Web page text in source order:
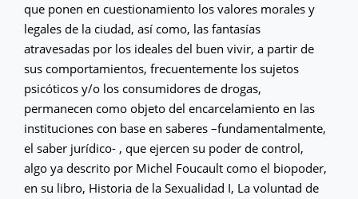
que ponen en cuestionamiento los valores morales y
legales de la ciudad, así como, las fantasías
atravesadas por los ideales del buen vivir, a partir de
sus comportamientos, frecuentemente los sujetos
psicóticos y/o los consumidores de drogas,
permanecen como objeto del encarcelamiento en las
instituciones con base en saberes –fundamentalmente,
el saber jurídico- , que ejercen su poder de control,
algo ya descrito por Michel Foucault como el biopoder,
en su libro, Historia de la Sexualidad I, La voluntad de